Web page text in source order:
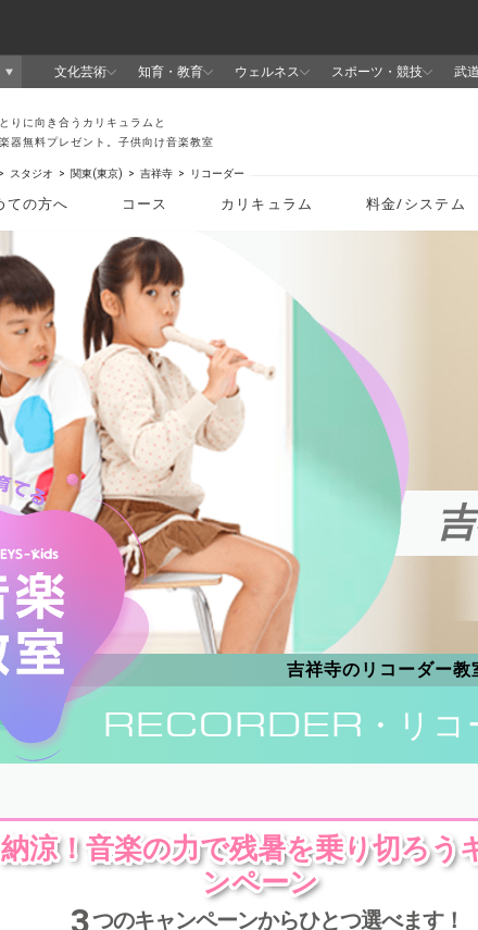
スタジオ 関東(東京) 吉祥寺 リコーダー
吉祥寺のリコーダー教
RECORDER ・リ
納涼！音楽の力で残暑を乗り切ろう
ンペーン
3つのキャンペーンからひとつ選べます！